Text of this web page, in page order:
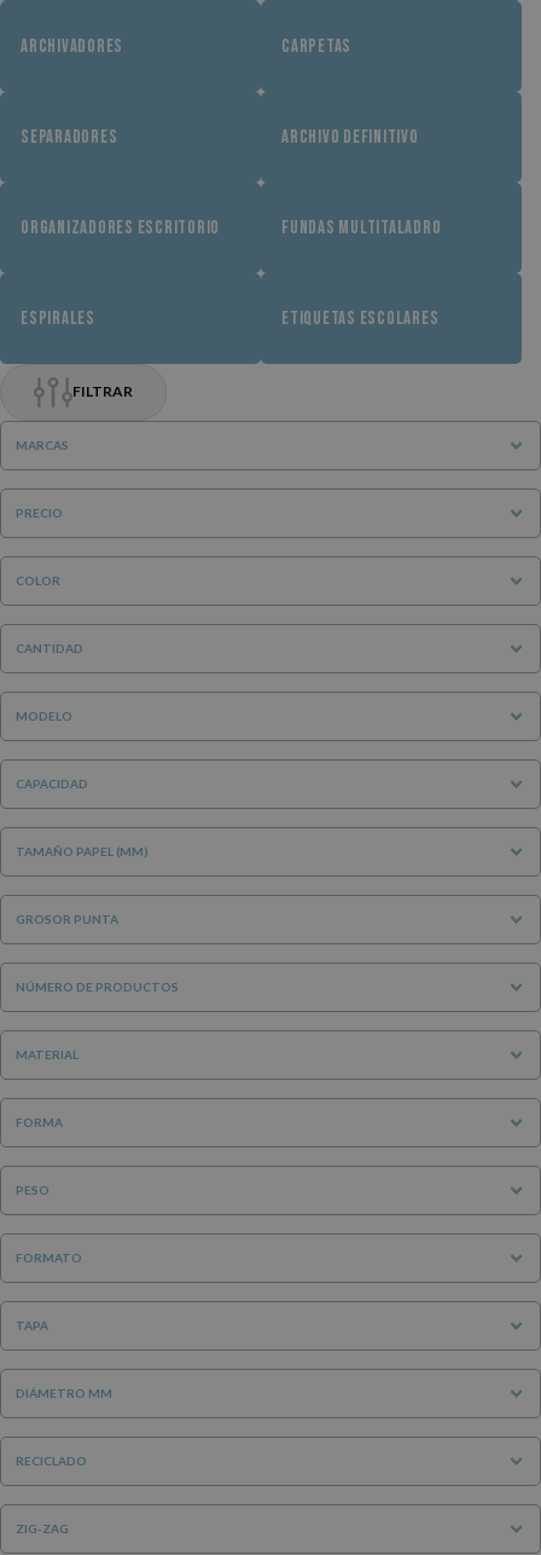
ARCHIVADORES CARPETAS
SEPARADORES ARCHIVO DEFINITIVO
ORGANIZADORES ESCRITORIO FUNDAS MULTITALADRO
ESPIRALES ETIQUETAS ESCOLARES
FILTRAR
MARCAS
PRECIO
COLOR
CANTIDAD
MODELO
CAPACIDAD
TAMAÑO PAPEL (MM)
GROSOR PUNTA
NÚMERO DE PRODUCTOS
MATERIAL
FORMA
PESO
FORMATO
TAPA
DIÁMETRO MM
RECICLADO
ZIG-ZAG